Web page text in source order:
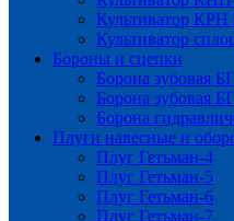
Культиватор
Культиватор
Бороны и сцепки
Борона зубовая
Борона зубовая
Борона
Плуги навесные и
Плуг Гетьман-4
Плуг Гетьман-5
Плуг Гетьман-6
Плуг Гетьман-7